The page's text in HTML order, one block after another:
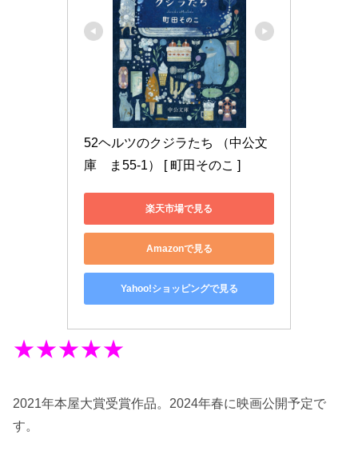
52ヘルツのクジラたち （中公文
庫　ま55-1） [ 町田そのこ ]
楽天市場で見る
Amazonで見る
Yahoo!ショッピングで見る
★★★★★
2021年本屋大賞受賞作品。2024年春に映画公開予定で
す。